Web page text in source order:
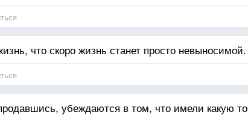
что скоро жизнь станет просто невыносимой.
убеждаются в том, что имели какую то